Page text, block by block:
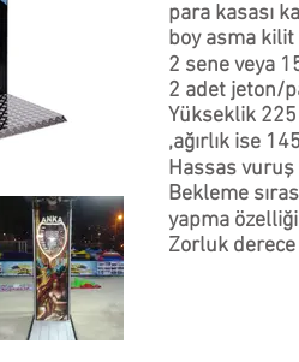
para kasası
boy asma
2 sene veya
2 adet jeton/
Yükseklik
,ağırlık ise
Hassas
Bekleme
yapma özelliği
Zorluk derece